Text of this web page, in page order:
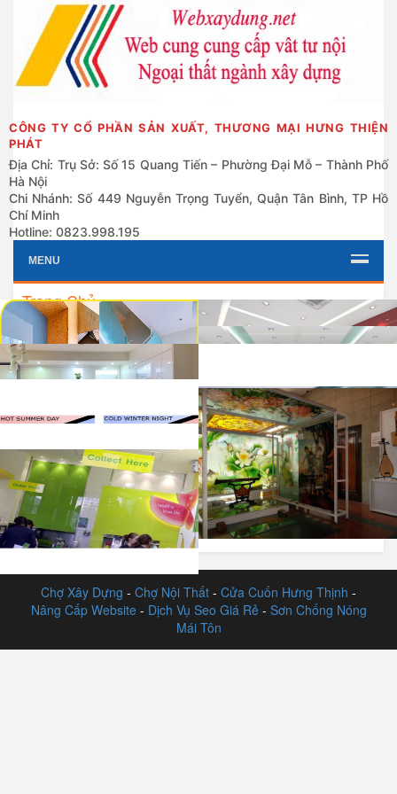
CÔNG TY CỔ PHẦN SẢN XUẤT, THƯƠNG MẠI HƯNG THIỆN
PHÁT
Địa Chỉ: Trụ Sở: Số 15 Quang Tiến – Phường Đại Mỗ – Thành Phố
Hà Nội
Chi Nhánh: Số 449 Nguyễn Trọng Tuyển, Quận Tân Bình, TP Hồ
Chí Minh
Hotline: 0823.998.195
MENU
Trang Chủ»
Grid
List
Sử Dụng Kính Cường Lực Cho
Nội Thất Gia Đình
Trong Trang Trí Nội Thất.
Hoa Văn 3D, Kính Sơn Màu
Kính cường lực sơn màu
Kính cường lực là gì?
Sản phẩm kính bán cường lực
Sản phẩm kính cản nhiệt
Sản phẩm kính hoa văn nghệ
thuật trang trí
Tư vấn sử dụng kính ốp màu
cho gia đình
Chợ Xây Dựng - Chợ Nội Thất - Cửa Cuốn Hưng Thịnh -
Nâng Cấp Website- Dịch Vụ Seo Giá Rẻ- Sơn Chống Nóng
Mái Tôn